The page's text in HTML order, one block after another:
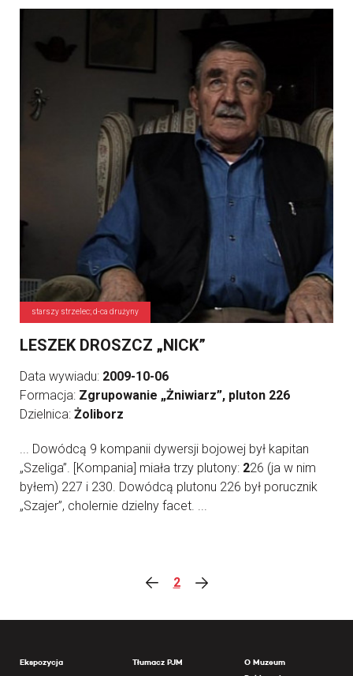
starszy strzelec; d-ca drużyny
LESZEK DROSZCZ „NICK”
Data wywiadu: 2009-10-06
Formacja: Zgrupowanie „Żniwiarz”, pluton 226
Dzielnica: Żoliborz
... Dowódcą 9 kompanii dywersji bojowej był kapitan
„Szeliga”. [Kompania] miała trzy plutony: 226 (ja w nim
byłem) 227 i 230. Dowódcą plutonu 226 był porucznik
„Szajer”, cholernie dzielny facet. ...
2
Ekspozycja Tłumacz PJM
O Muzeum